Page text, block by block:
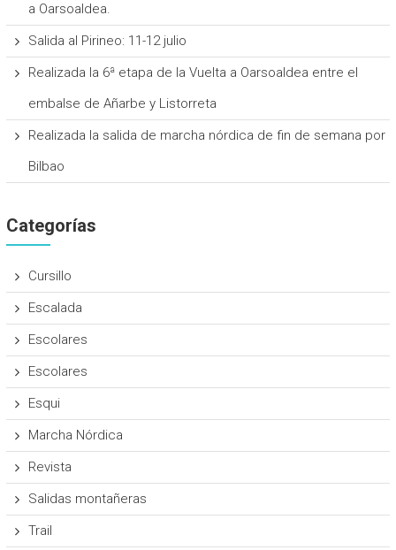
a Oarsoaldea.
Salida al Pirineo: 11-12 julio
Realizada la 6ª etapa de la Vuelta a Oarsoaldea entre el
embalse de Añarbe y Listorreta
Realizada la salida de marcha nórdica de fin de semana por
Bilbao
Categorías
Cursillo
Escalada
Escolares
Escolares
Esqui
Marcha Nórdica
Revista
Salidas montañeras
Trail